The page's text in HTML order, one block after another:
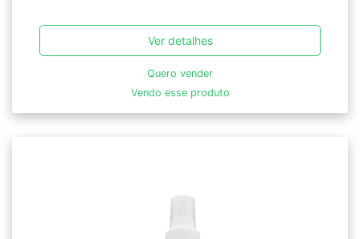
Ver detalhes
Quero vender
Vendo esse produto